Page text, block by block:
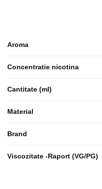
Aroma
Concentratie nicotina
Cantitate (ml)
Material
Brand
Viscozitate -Raport (VG/PG)